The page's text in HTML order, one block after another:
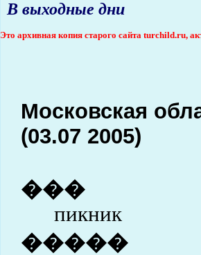
В выходные дни
Это архивная копия старого сайта turchild.ru,
Московская
(03.07 2005)
���
пикник
�����